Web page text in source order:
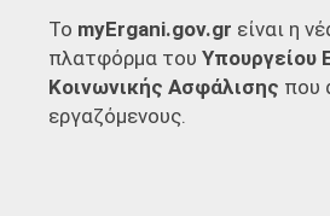
Το myErgani.gov.gr είναι η
πλατφόρμα του Υπουργείου
Κοινωνικής Ασφάλισης που
εργαζόμενους.